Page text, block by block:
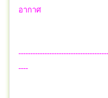
อากาศ
----